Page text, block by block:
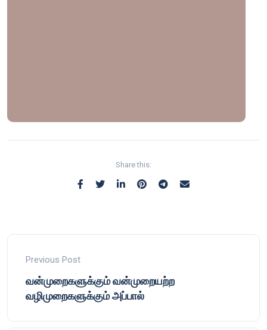
Share this:
Previous Post
வன்முறைகளுக்கும் வன்முறையற்ற
வழிமுறைகளுக்கும் அப்பால்